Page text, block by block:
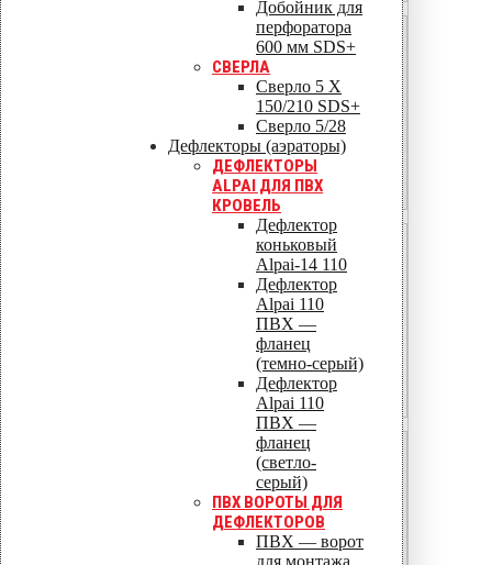
Добойник для
перфоратора
600 мм SDS+
СВЕРЛА
Сверло 5 X
150/210 SDS+
Сверло 5/28
Дефлекторы (аэраторы)
ДЕФЛЕКТОРЫ
ALPAI ДЛЯ ПВХ
КРОВЕЛЬ
Дефлектор
коньковый
Alpai-14 110
Дефлектор
Alpai 110
ПВХ —
фланец
(темно-серый)
Дефлектор
Alpai 110
ПВХ —
фланец
(светло-
серый)
ПВХ ВОРОТЫ ДЛЯ
ДЕФЛЕКТОРОВ
ПВХ — ворот
для монтажа
2,5
2,81